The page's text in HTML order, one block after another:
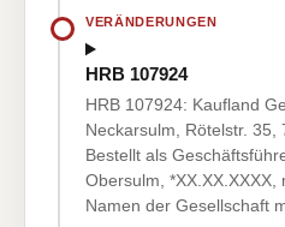
VERÄNDERUNGEN
HRB 107924
HRB 107924: Kaufland
Neckarsulm, Rötelstr. 35,
Bestellt als
Obersulm, *XX.XX.XXXX,
Namen der Gesellschaft